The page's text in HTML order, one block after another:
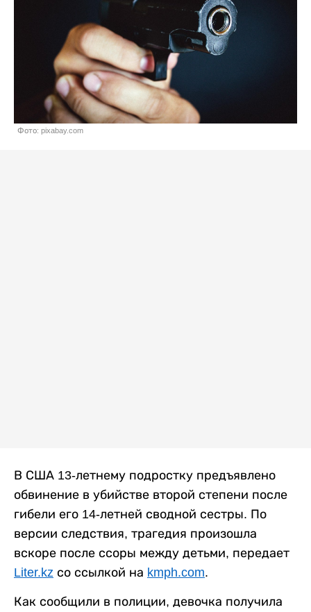
Фото: pixabay.com
В США 13-летнему подростку предъявлено
обвинение в убийстве второй степени после
гибели его 14-летней сводной сестры. По
версии следствия, трагедия произошла
вскоре после ссоры между детьми, передает
Liter.kz со ссылкой на kmph.com.
Как сообщили в полиции, девочка получила